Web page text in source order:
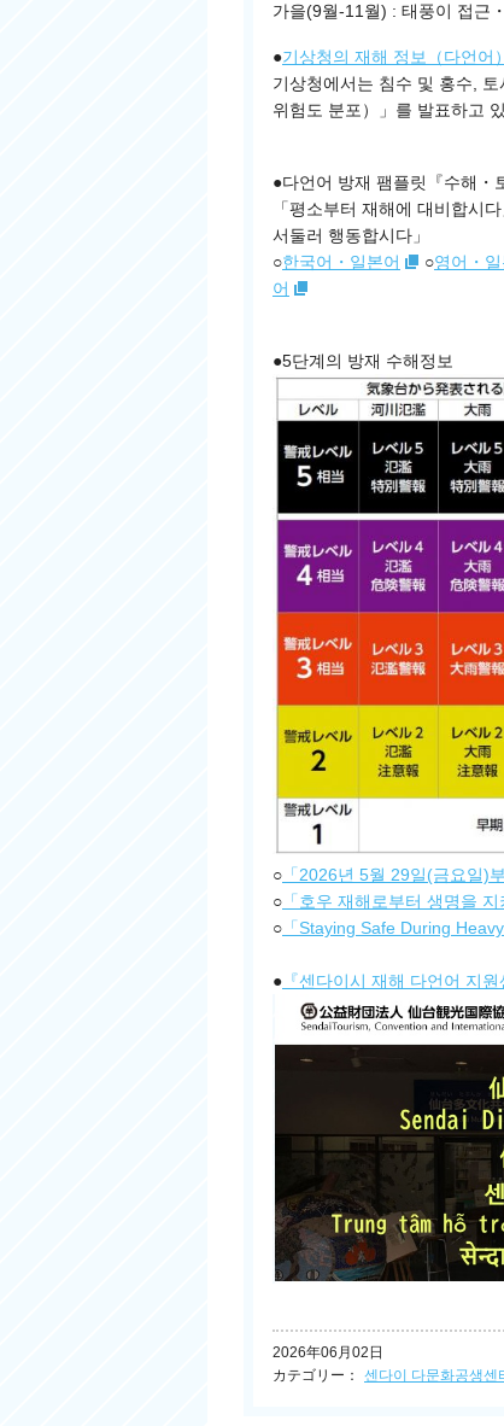
가을(9월-11월) : 태풍이 접근
●기상청의 재해 정보（다언어）
기상청에서는 침수 및 홍수,
위험도 분포）」를 발표하고
●다언어 방재 팸플릿『수해・
「평소부터 재해에 대비합시
서둘러 행동합시다」
○한국어・일본어 ○영어・일
어
●5단계의 방재 수해정보
○ 「2026년 5월 29일(금요일)
○ 「호우 재해로부터 생명을
○ 「Staying Safe During
● 『센다이시 재해 다언어 지
2026年06月02日
カテゴリー：
센다이 다문화공생센